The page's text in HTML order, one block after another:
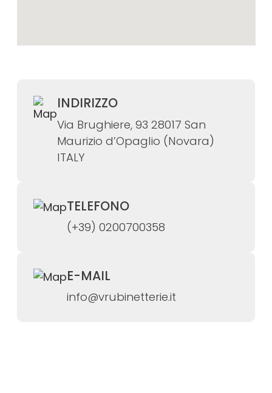
INDIRIZZO
Via Brughiere, 93 28017 San
Maurizio d’Opaglio (Novara)
ITALY
TELEFONO
(+39) 0200700358
E-MAIL
info@vrubinetterie.it